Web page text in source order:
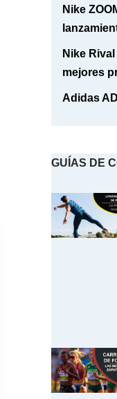
Nike
Nike
mejores
Adidas
GUÍAS DE